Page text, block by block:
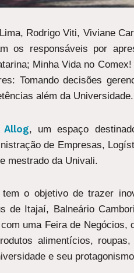
Rodrigo Viti, Viviane
os responsáveis por
Minha Vida no
Tomando decisões
além da Universidade.
Allog, um espaço
de Empresas,
mestrado da Univali.
o objetivo de trazer
de Itajaí, Balneário
uma Feira de
alimentícios,
e seu